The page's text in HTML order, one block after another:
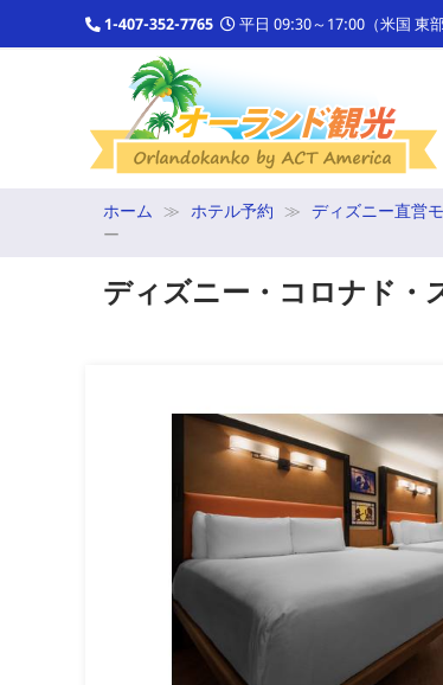
1-407-352-7765 平日 09:30～17:00（米国 東
ホーム ホテル予約 ディズニー直営
ー
ディズニー・コロナド・